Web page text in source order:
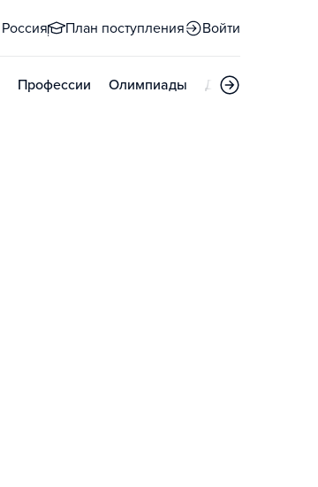
Россия План поступления Войти
Профессии Олимпиады Дни открытых